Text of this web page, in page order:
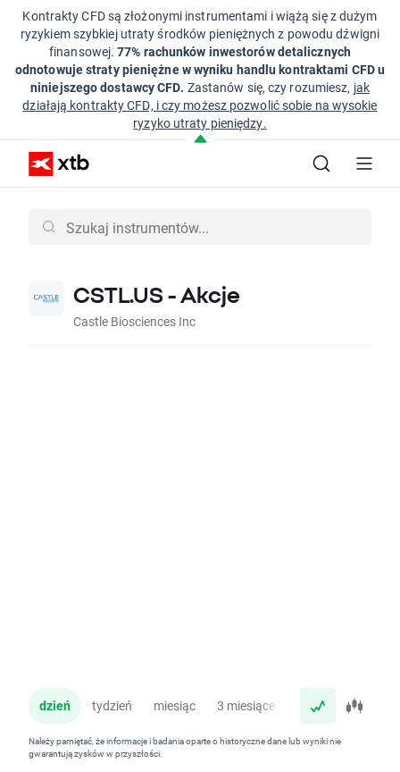
Kontrakty CFD są złożonymi instrumentami i wiążą się z dużym
ryzykiem szybkiej utraty środków pieniężnych z powodu dźwigni
finansowej.77% rachunków inwestorów detalicznych
odnotowuje straty pieniężne w wyniku handlu kontraktami CFD u
niniejszego dostawcy CFD. Zastanów się, czy rozumiesz, jak
działają kontrakty CFD, i czy możesz pozwolić sobie na wysokie
ryzyko utraty pieniędzy.
CSTL.US - Akcje
Castle Biosciences Inc
dzień tydzień miesiąc 3 miesiące rok
Należy pamiętać, że informacje i badania oparte o historyczne dane lub wyniki nie
gwarantują zysków w przyszłości.